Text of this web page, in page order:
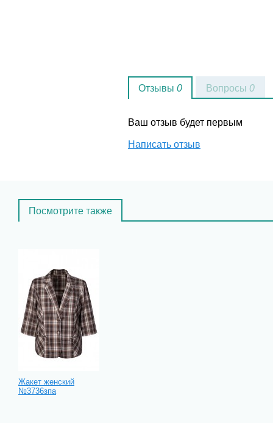
Отзывы 0
Ваш отзыв будет первым
Написать отзыв
Вопросы 0
Посмотрите также
Жакет женский
№3736зпа